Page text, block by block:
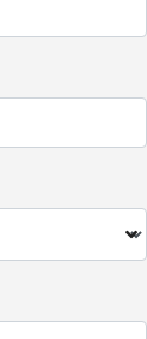
合は、適切な
問い合わせ対
どを希望される
。また、お手